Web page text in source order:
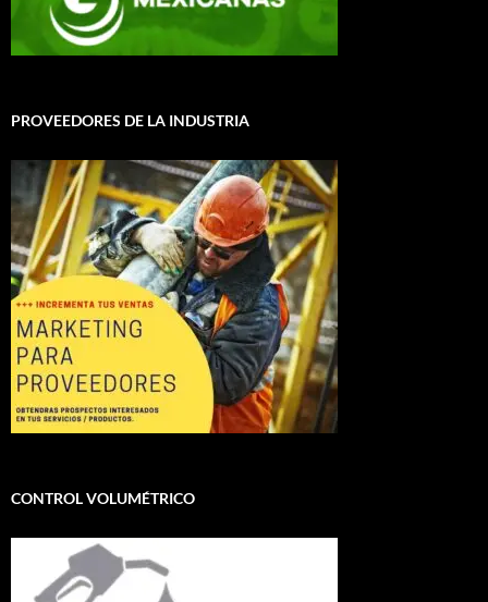
PROVEEDORES DE LA INDUSTRIA
CONTROL VOLUMÉTRICO